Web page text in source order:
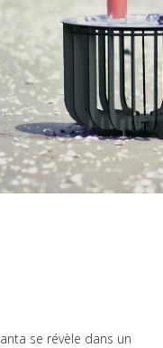
se révèle dans un